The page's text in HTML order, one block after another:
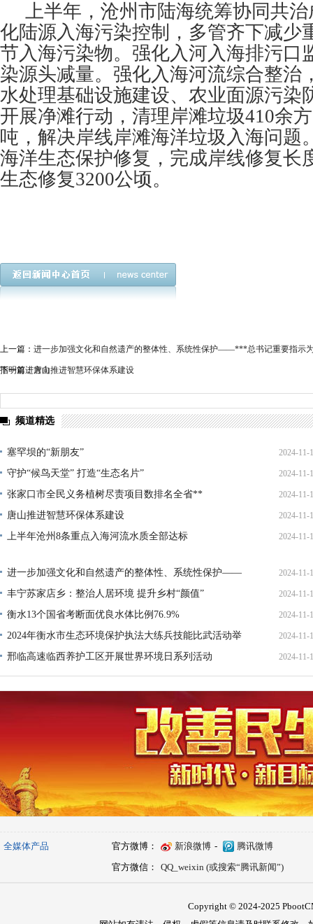
上半年，沧州市陆海统筹协同共
化陆源入海污染控制，多管齐下减少
节入海污染物。强化入河入海排污口
染源头减量。强化入海河流综合整治
水处理基础设施建设、农业面源污染
开展净滩行动，清理岸滩垃圾410余
吨，解决岸线岸滩海洋垃圾入海问题
海洋生态保护修复，完成岸线修复长
生态修复3200公顷。
上一篇： 进一步加强文化和自然遗产的整体性、系统性保护——***总书记重要指示
指明前进方向
下一篇：唐山推进智慧环保体系建设
频道精选
塞罕坝的“新朋友” 2024-11-
守护“候鸟天堂” 打造“生态名片” 2024-11-
张家口市全民义务植树尽责项目数排名全省** 2024-11-
唐山推进智慧环保体系建设 2024-11-
上半年沧州8条重点入海河流水质全部达标 2024-11-
进一步加强文化和自然遗产的整体性、系统性保护——
***总书记重要指示为加强文化和自然遗产保护传承利
用工作指明前进方向
2024-11-
丰宁苏家店乡：整治人居环境 提升乡村“颜值” 2024-11-
衡水13个国省考断面优良水体比例76.9% 2024-11-
2024年衡水市生态环境保护执法大练兵技能比武活动举
行
2024-11-
邢临高速临西养护工区开展世界环境日系列活动 2024-11-
全媒体产品 官方微博： 新浪微博 -
腾讯微博
官方微信：
QQ_weixin (或搜索“腾讯新闻”)
Copyright © 2024-2025